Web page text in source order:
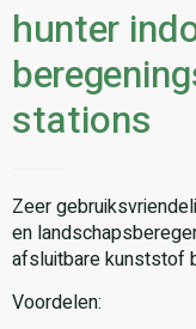
hunter
stations
Zeer
en
afsluitbare kunststof
Voordelen: